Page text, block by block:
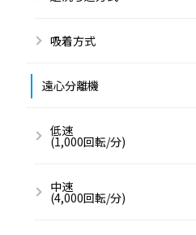
吸着方式
遠心分離機
低速
(1,000回転/分)
中速
(4,000回転/分)